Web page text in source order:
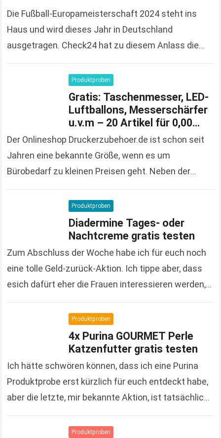
Die Fußball-Europameisterschaft 2024 steht ins
Haus und wird dieses Jahr in Deutschland
ausgetragen. Check24 hat zu diesem Anlass die
solange der Vorrat reicht und 100%…
Produktproben
Gratis: Taschenmesser, LED-
Luftballons, Messerschärfer
u.v.m – 20 Artikel für 0,00
Euro bestellen
Der Onlineshop Druckerzubehoer.de ist schon seit
Jahren eine bekannte Größe, wenn es um
Bürobedarf zu kleinen Preisen geht. Neben der
Onlineshop auch immer wieder…
Produktproben
Diadermine Tages- oder
Nachtcreme gratis testen
Zum Abschluss der Woche habe ich für euch noch
eine tolle Geld-zurück-Aktion. Ich tippe aber, dass
esich dafürt eher die Frauen interessieren werden,
Produktproben
4x Purina GOURMET Perle
Katzenfutter gratis testen
Ich hätte schwören können, dass ich eine Purina
Produktprobe erst kürzlich für euch entdeckt habe,
aber die letzte, mir bekannte Aktion, ist tatsächlich
Produktproben